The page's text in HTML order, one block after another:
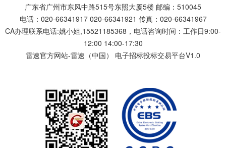
广东省广州市东风中路515号东照大厦5楼 邮编：510045
电话：020-66341917 020-66341921 传真：020-66341967
CA办理联系电话:姚小姐,15521185368，电话咨询时间：工作日9:00-
12:00 14:00-17:30
雷速官方网站-雷速（中国） 电子招标投标交易平台V1.0